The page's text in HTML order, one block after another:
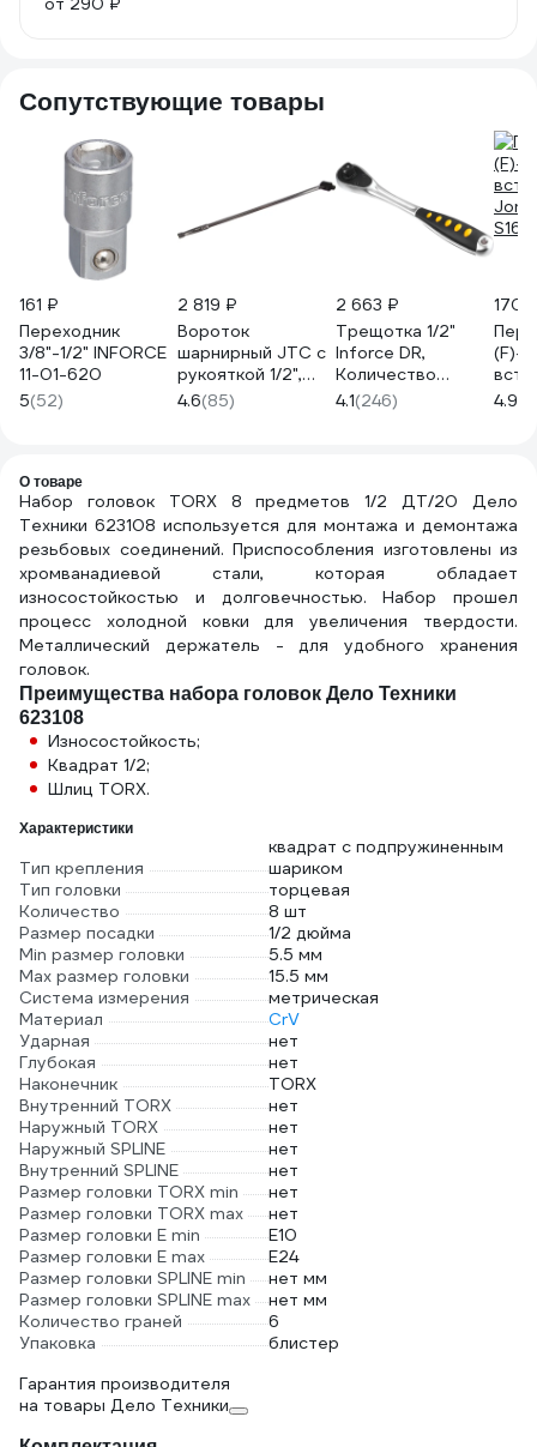
Сопутствующие товары
161 ₽
Переходник
3/8"-1/2" INFORCE
11-01-620
5(52)
2 819 ₽
Вороток
шарнирный JTC с
рукояткой 1/2",
длина 610 мм,
3624 666111
4.6(85)
2 663 ₽
Трещотка 1/2"
Inforce DR,
Количество
зубьев 72 шт,
Сталь Cr-V, Длина
4.1(246)
170
(F)-
4.9
О товаре
Набор головок TORX 8 предметов 1/2 ДТ/20 Дело
Техники 623108 используется для монтажа и демонтажа
резьбовых соединений. Приспособления изготовлены из
хромванадиевой стали, которая обладает
износостойкостью и долговечностью. Набор прошел
процесс холодной ковки для увеличения твердости.
Металлический держатель - для удобного хранения
головок.
Преимущества набора головок Дело Техники
623108
Износостойкость;
Квадрат 1/2;
Шлиц TORX.
Характеристики
Тип крепления
квадрат с подпружиненным
шариком
Тип головки
торцевая
Количество
8 шт
Размер посадки
1/2 дюйма
Min размер головки
5.5 мм
Max размер головки
15.5 мм
Система измерения
метрическая
Материал
CrV
Ударная
нет
Глубокая
нет
Наконечник
TORX
Внутренний TORX
нет
Наружный TORX
нет
Наружный SPLINE
нет
Внутренний SPLINE
нет
Размер головки TORX min
нет
Размер головки TORX max
нет
Размер головки E min
Е10
Размер головки E max
Е24
Размер головки SPLINE min
нет мм
Размер головки SPLINE max
нет мм
Количество граней
6
Упаковка
блистер
Гарантия производителя
на товары Дело Техники